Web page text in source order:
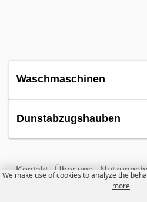
Waschmaschinen
Dunstabzugshauben
Kontakt Über uns
We make use of cookies to analyze the
more